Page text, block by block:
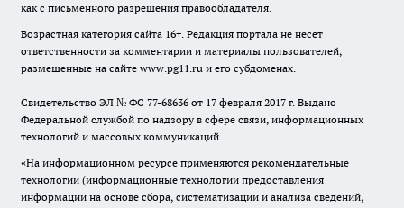
как с письменного разрешения правообладателя.
Возрастная категория сайта 16+. Редакция портала не несет
ответственности за комментарии и материалы пользователей,
размещенные на сайте www.pg11.ru и его субдоменах.
Свидетельство ЭЛ № ФС 77-68636 от 17 февраля 2017 г. Выдано
Федеральной службой по надзору в сфере связи, информационных
технологий и массовых коммуникаций
«На информационном ресурсе применяются рекомендательные
технологии (информационные технологии предоставления
информации на основе сбора, систематизации и анализа сведений,